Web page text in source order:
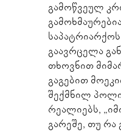
გამოწვეულ
გაავრცელა
თხოვნით
გაგებით
შექმნილ
რეალიებს,
გარეშე, თუ რა